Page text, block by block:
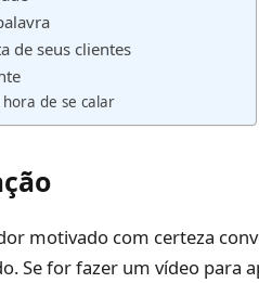
de seus clientes
hora de se calar
motivado com certeza
Se for fazer um vídeo para